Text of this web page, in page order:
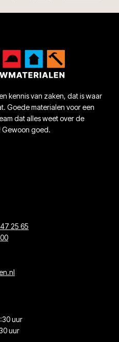
kennis van zaken, dat is waar
Goede materialen voor een
dat alles weet over de
Gewoon goed.
25 65
uur
uur